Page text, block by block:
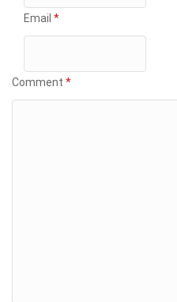
Email *
Comment *